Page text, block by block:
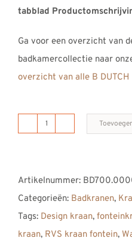
tabblad
Ga voor een overzicht van
badkamercollectie naar
overzicht van alle B DUTCH
B
fonteinkraan
H
145
Artikelnummer:
Categorieën: Badkranen,
Tags: Design kraan,
kraan, RVS kraan fontein,